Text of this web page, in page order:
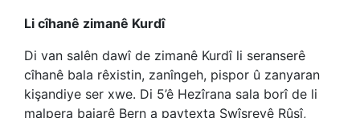
Li cîhanê zimanê Kurdî
Di van salên dawî de zimanê Kurdî li seranserê
cîhanê bala rêxistin, zanîngeh, pispor û zanyaran
kişandiye ser xwe. Di 5’ê Hezîrana sala borî de li
malpera bajarê Bern a paytexta Swîsreyê Rûsî,